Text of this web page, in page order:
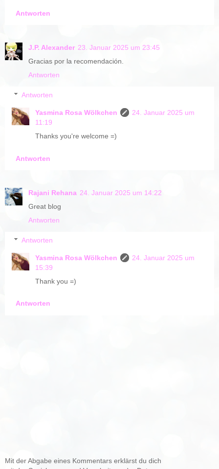
Antworten
J.P. Alexander 23. Januar 2025 um 23:45
Gracias por la recomendación.
Antworten
Antworten
Yasmina Rosa Wölkchen
24. Januar 2025 um
11:19
Thanks you're welcome =)
Antworten
Rajani Rehana 24. Januar 2025 um 14:22
Great blog
Antworten
Antworten
Yasmina Rosa Wölkchen
24. Januar 2025 um
15:39
Thank you =)
Antworten
Mit der Abgabe eines Kommentars erklärst du dich